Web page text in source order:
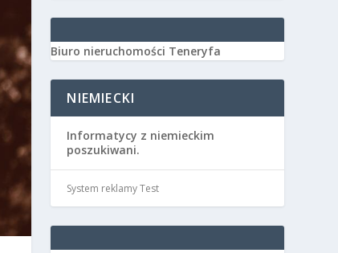
Biuro nieruchomości Teneryfa
NIEMIECKI
Informatycy z niemieckim
poszukiwani.
System reklamy Test